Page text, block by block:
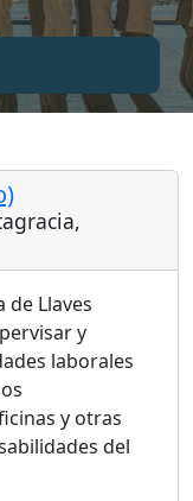
de Llaves
y
laborales
y otras
del